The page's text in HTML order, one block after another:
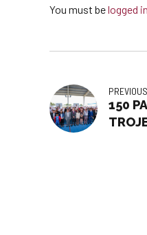
You must belogged in
PREVIOUS
150